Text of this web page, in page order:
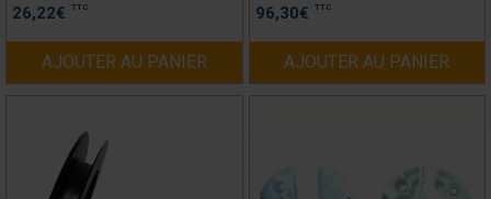
26,22€ TTC
AJOUTER AU PANIER
96,30€ TTC
AJOUTER AU PANIER